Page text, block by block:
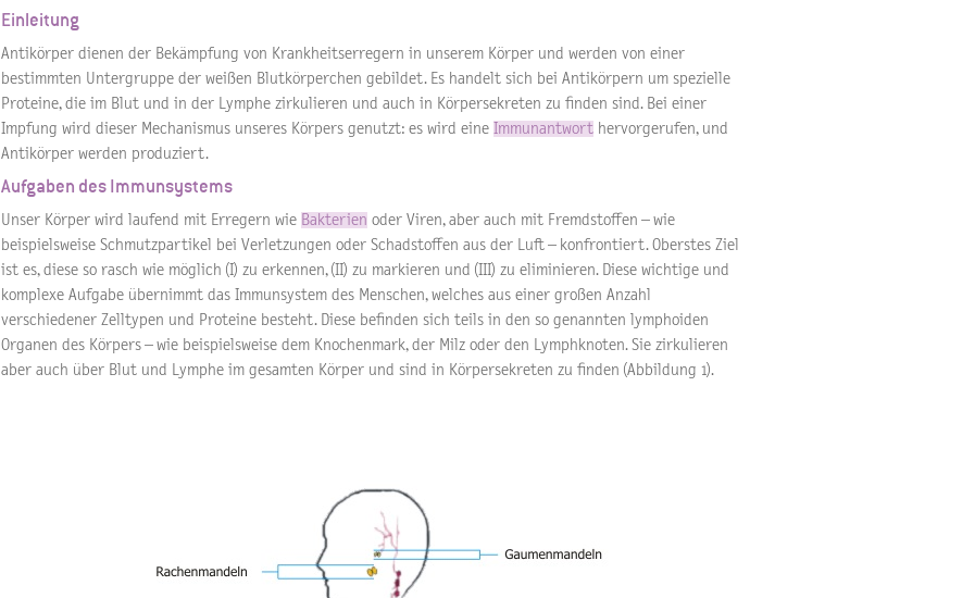
Einleitung
Antikörper dienen der Bekämpfung von Krankheitserregern in unserem Körper und werden von einer
bestimmten Untergruppe der weißen Blutkörperchen gebildet. Es handelt sich bei Antikörpern um spezielle
Proteine, die im Blut und in der Lymphe zirkulieren und auch in Körpersekreten zu finden sind. Bei einer
Impfung wird dieser Mechanismus unseres Körpers genutzt: es wird eine Immunantwort hervorgerufen, und
Antikörper werden produziert.
Aufgaben des Immunsystems
Unser Körper wird laufend mit Erregern wie Bakterien oder Viren, aber auch mit Fremdstoffen – wie
beispielsweise Schmutzpartikel bei Verletzungen oder Schadstoffen aus der Luft – konfrontiert. Oberstes Ziel
ist es, diese so rasch wie möglich (I) zu erkennen, (II) zu markieren und (III) zu eliminieren. Diese wichtige und
komplexe Aufgabe übernimmt das Immunsystem des Menschen, welches aus einer großen Anzahl
verschiedener Zelltypen und Proteine besteht. Diese befinden sich teils in den so genannten lymphoiden
Organen des Körpers – wie beispielsweise dem Knochenmark, der Milz oder den Lymphknoten. Sie zirkulieren
aber auch über Blut und Lymphe im gesamten Körper und sind in Körpersekreten zu finden (Abbildung 1).